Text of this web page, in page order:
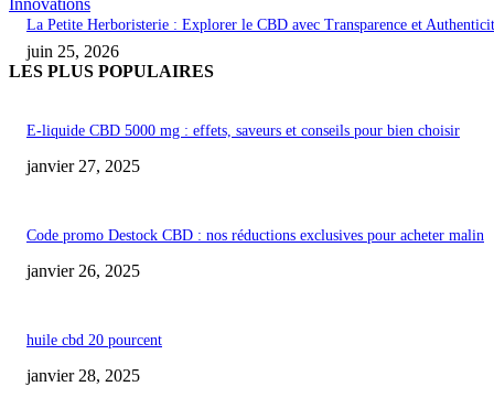
Innovations
La Petite Herboristerie : Explorer le CBD avec Transparence et
juin 25, 2026
LES PLUS POPULAIRES
E-liquide CBD 5000 mg : effets, saveurs et conseils pour bien choisir
janvier 27, 2025
Code promo Destock CBD : nos réductions exclusives pour acheter malin
janvier 26, 2025
huile cbd 20 pourcent
janvier 28, 2025